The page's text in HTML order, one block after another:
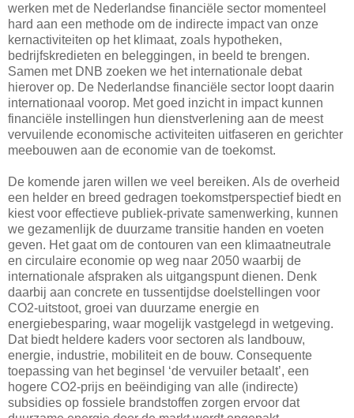
werken met de Nederlandse financiële sector momenteel
hard aan een methode om de indirecte impact van onze
kernactiviteiten op het klimaat, zoals hypotheken,
bedrijfskredieten en beleggingen, in beeld te brengen.
Samen met DNB zoeken we het internationale debat
hierover op. De Nederlandse financiële sector loopt daarin
internationaal voorop. Met goed inzicht in impact kunnen
financiële instellingen hun dienstverlening aan de meest
vervuilende economische activiteiten uitfaseren en gerichter
meebouwen aan de economie van de toekomst.
De komende jaren willen we veel bereiken. Als de overheid
een helder en breed gedragen toekomstperspectief biedt en
kiest voor effectieve publiek-private samenwerking, kunnen
we gezamenlijk de duurzame transitie handen en voeten
geven. Het gaat om de contouren van een klimaatneutrale
en circulaire economie op weg naar 2050 waarbij de
internationale afspraken als uitgangspunt dienen. Denk
daarbij aan concrete en tussentijdse doelstellingen voor
CO2-uitstoot, groei van duurzame energie en
energiebesparing, waar mogelijk vastgelegd in wetgeving.
Dat biedt heldere kaders voor sectoren als landbouw,
energie, industrie, mobiliteit en de bouw. Consequente
toepassing van het beginsel ‘de vervuiler betaalt’, een
hogere CO2-prijs en beëindiging van alle (indirecte)
subsidies op fossiele brandstoffen zorgen ervoor dat